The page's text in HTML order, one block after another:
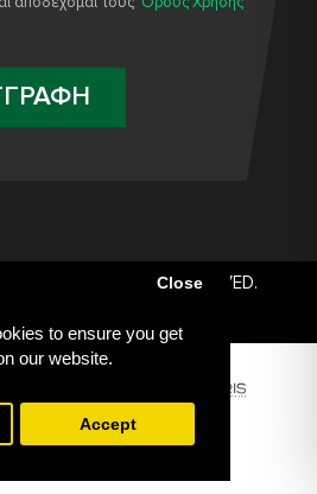
to ensure you get
our website.
Close
Accept
ALL RIGHTS RESERVED.